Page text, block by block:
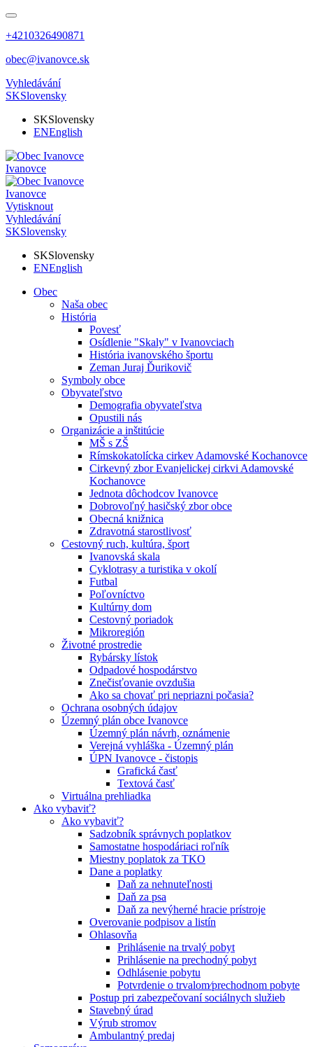
+4210326490871
obec@ivanovce.sk
Vyhledávání
SKSlovensky
SKSlovensky
ENEnglish
Ivanovce
Ivanovce
Vytisknout
Vyhledávání
SKSlovensky
SKSlovensky
ENEnglish
Obec
Naša obec
História
Povesť
Osídlenie "Skaly" v Ivanovciach
História ivanovského športu
Zeman Juraj Ďurikovič
Symboly obce
Obyvateľstvo
Demografia obyvateľstva
Opustili nás
Organizácie a inštitúcie
MŠ s ZŠ
Rímskokatolícka cirkev Adamovské Kochanovce
Cirkevný zbor Evanjelickej cirkvi Adamovské
Kochanovce
Jednota dôchodcov Ivanovce
Dobrovoľný hasičský zbor obce
Obecná knižnica
Zdravotná starostlivosť
Cestovný ruch, kultúra, šport
Ivanovská skala
Cyklotrasy a turistika v okolí
Futbal
Poľovníctvo
Kultúrny dom
Cestovný poriadok
Mikroregión
Životné prostredie
Rybársky lístok
Odpadové hospodárstvo
Znečisťovanie ovzdušia
Ako sa chovať pri nepriazni počasia?
Ochrana osobných údajov
Územný plán obce Ivanovce
Územný plán návrh, oznámenie
Verejná vyhláška - Územný plán
ÚPN Ivanovce - čistopis
Grafická časť
Textová časť
Virtuálna prehliadka
Ako vybaviť?
Ako vybaviť?
Sadzobník správnych poplatkov
Samostatne hospodáriaci roľník
Miestny poplatok za TKO
Dane a poplatky
Daň za nehnuteľnosti
Daň za psa
Daň za nevýherné hracie prístroje
Overovanie podpisov a listín
Ohlasovňa
Prihlásenie na trvalý pobyt
Prihlásenie na prechodný pobyt
Odhlásenie pobytu
Potvrdenie o trvalom⁄prechodnom pobyte
Postup pri zabezpečovaní sociálnych služieb
Stavebný úrad
Výrub stromov
Ambulantný predaj